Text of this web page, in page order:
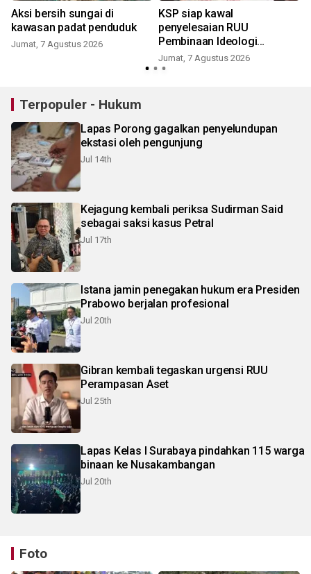
Aksi bersih sungai di
kawasan padat penduduk
Jumat, 7 Agustus 2026
KSP siap kawal
penyelesaian RUU
Pembinaan Ideologi
Pancasila
Jumat, 7 Agustus 2026
Terpopuler - Hukum
Lapas Porong gagalkan penyelundupan
ekstasi oleh pengunjung
Jul 14th
Kejagung kembali periksa Sudirman Said
sebagai saksi kasus Petral
Jul 17th
Istana jamin penegakan hukum era Presiden
Prabowo berjalan profesional
Jul 20th
Gibran kembali tegaskan urgensi RUU
Perampasan Aset
Jul 25th
Lapas Kelas I Surabaya pindahkan 115 warga
binaan ke Nusakambangan
Jul 20th
Foto